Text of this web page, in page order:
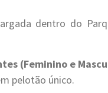
dentro do
(Feminino e
pelotão único.